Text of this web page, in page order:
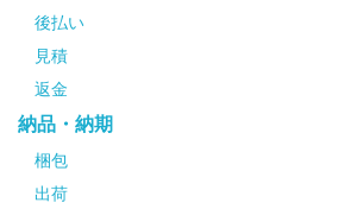
後払い
見積
返金
納品・納期
梱包
出荷